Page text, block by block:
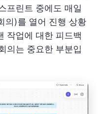
프린트 중에도 매일
의)를 열어 진행 상황
작업에 대한 피드백
의는 중요한 부분입